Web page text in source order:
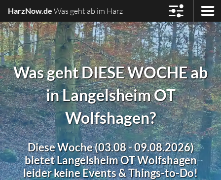
HarzNow.de Was geht ab im Harz
Was geht DIESE WOCHE ab
in Langelsheim OT
Wolfshagen?
Diese Woche (03.08 - 09.08.2026)
bietet Langelsheim OT Wolfshagen
leider keine Events & Things-to-Do!